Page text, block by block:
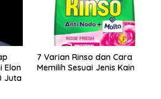
Elon
Juta
7 Varian Rinso dan Cara
Memilih Sesuai Jenis Kain